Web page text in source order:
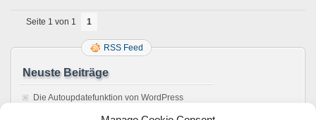
Seite 1 von 1 1
RSS Feed
Neuste Beiträge
Die Autoupdatefunktion von WordPress